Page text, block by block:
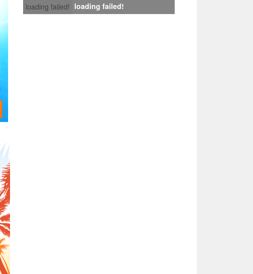
loading failed! loading failed!